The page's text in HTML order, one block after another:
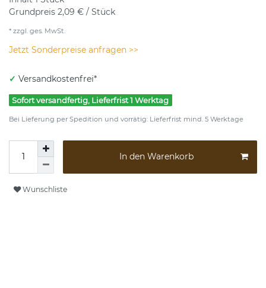
Grundpreis 2,09 € / Stück
* zzgl. ges. MwSt.
Jetzt Sonderpreise anfragen >>
✓ Versandkostenfrei*
Sofort versandfertig, Lieferfrist 1 Werktag
Bei Lieferung per Spedition und vorrätig: Lieferfrist mind. 5 Werktage
In den Warenkorb
Wunschliste